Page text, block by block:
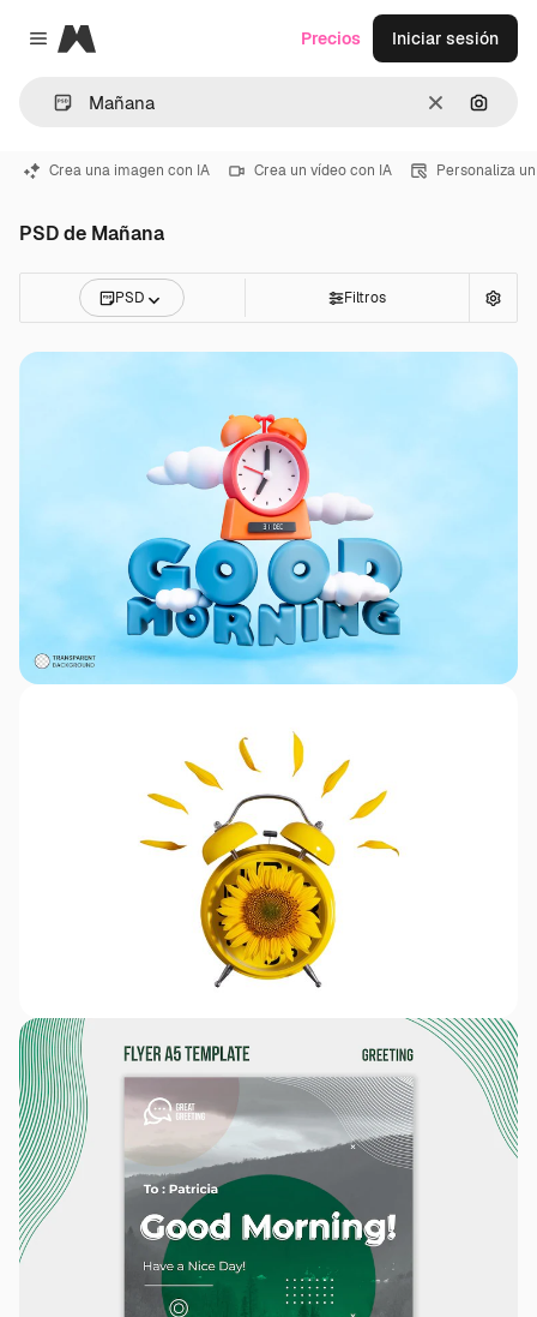
Close menu
Magnific
Borrar
Precios Iniciar sesión
Crea una imagen con IA Crea un vídeo con IA Personaliza
PSD de Mañana
PSD Filtros